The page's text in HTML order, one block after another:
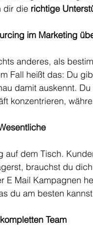
dir die richtige
im Marketing
anderes, als
Fall heißt das: Du
damit auskennt.
konzentrieren,
auf dem Tisch.
brauchst du
E Mail Kampagnen
du am besten
Team